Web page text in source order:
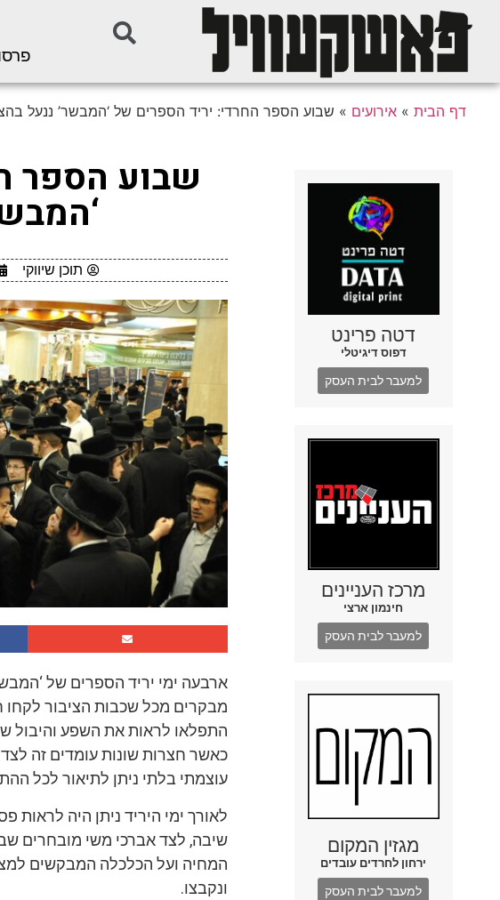
דף הבית »אירועים » שבוע הספר החרדי: יריד הספרים של ‘המבשר’ ננעל
דטה פרינט
דפוס דיגיטלי
למעבר לבית העסק
מרכז העניינים
חינמון ארצי
למעבר לבית העסק
מגזין המקום
ירחון לחרדים עובדים
למעבר לבית העסק
שבוע הספר
תוכן שיווקי
ארבעה ימי יריד הספרים של
מבקרים מכל שכבות הציבור לקחו
התפלאו לראות את השפע והיבול
כאשר חצרות שונות עומדים זה
עוצמתי בלתי ניתן לתיאור לכל
לאורך ימי היריד ניתן היה לראות
שיבה, לצד אברכי משי מובחרים
המחיה ועל הכלכלה המבקשים
ונקבצו.